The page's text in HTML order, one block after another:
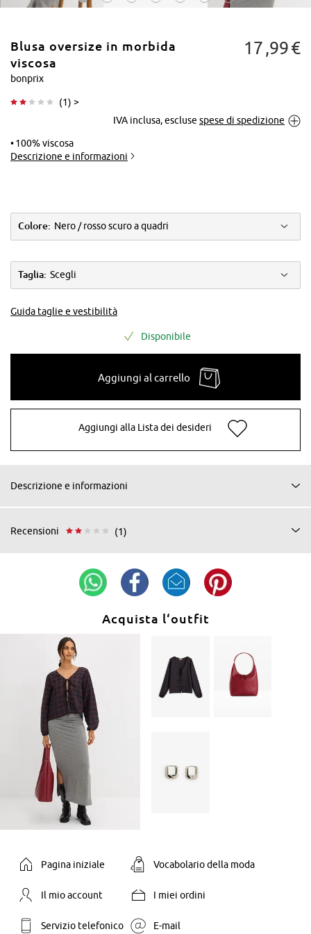
ingrandire
Blusa oversize in morbida
viscosa
bonprix
(1) >
17 99€
IVA inclusa, escluse spese di spedizione
100% viscosa
Descrizione e informazioni
Colore: Nero / rosso scuro a quadri
Taglia: Scegli
Guida taglie e vestibilità
Disponibile
Aggiungi al carrello
Aggiungi alla Lista dei desideri
Descrizione e informazioni
Recensioni (1)
Acquista l‘outfit
Pagina iniziale Vocabolario della moda
Il mio account I miei ordini
Servizio telefonico E-mail